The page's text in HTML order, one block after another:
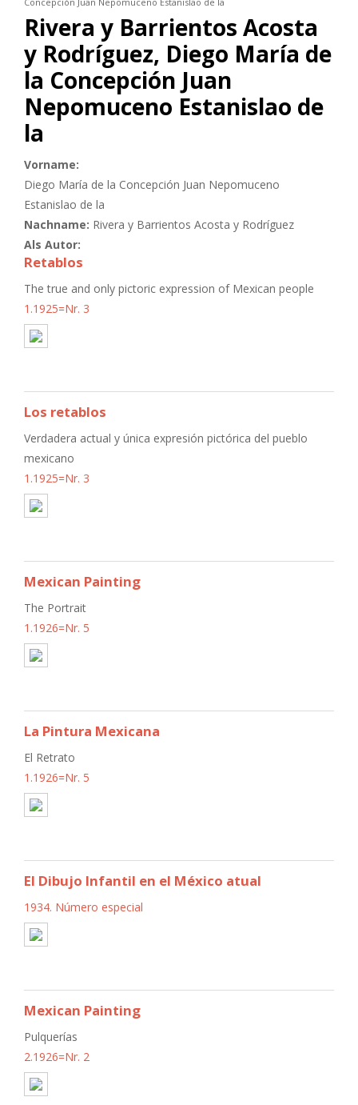
Rivera y Barrientos Acosta
y Rodríguez, Diego María de
la Concepción Juan
Nepomuceno Estanislao de
la
Vorname:
Diego María de la Concepción Juan Nepomuceno
Estanislao de la
Nachname: Rivera y Barrientos Acosta y Rodríguez
Als Autor:
Retablos
The true and only pictoric expression of Mexican people
1.1925=Nr. 3
Los retablos
Verdadera actual y única expresión pictórica del pueblo
mexicano
1.1925=Nr. 3
Mexican Painting
The Portrait
1.1926=Nr. 5
La Pintura Mexicana
El Retrato
1.1926=Nr. 5
El Dibujo Infantil en el México atual
1934. Número especial
Mexican Painting
Pulquerías
2.1926=Nr. 2